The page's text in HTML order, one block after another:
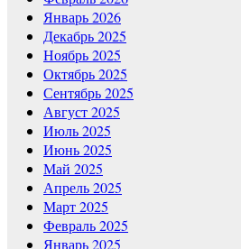
Январь 2026
Декабрь 2025
Ноябрь 2025
Октябрь 2025
Сентябрь 2025
Август 2025
Июль 2025
Июнь 2025
Май 2025
Апрель 2025
Март 2025
Февраль 2025
Январь 2025